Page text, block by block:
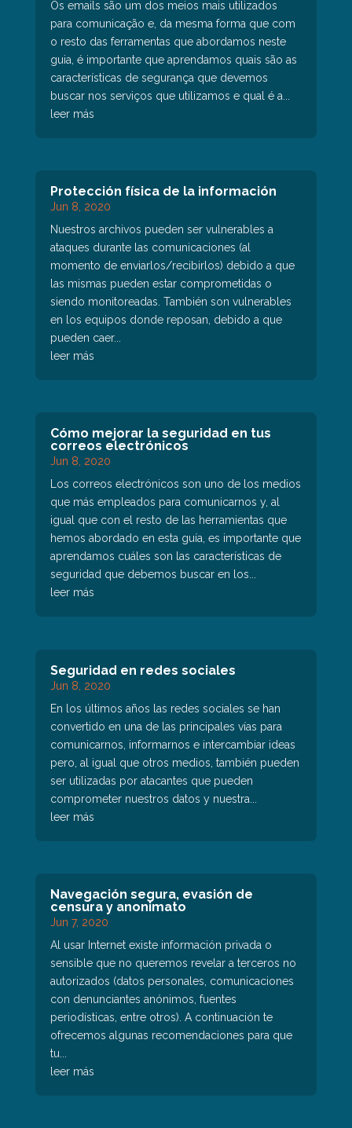
Os emails são um dos meios mais utilizados
para comunicação e, da mesma forma que com
o resto das ferramentas que abordamos neste
guia, é importante que aprendamos quais são as
características de segurança que devemos
buscar nos serviços que utilizamos e qual é a...
leer más
Protección física de la información
Jun 8, 2020
Nuestros archivos pueden ser vulnerables a
ataques durante las comunicaciones (al
momento de enviarlos/recibirlos) debido a que
las mismas pueden estar comprometidas o
siendo monitoreadas. También son vulnerables
en los equipos donde reposan, debido a que
pueden caer...
leer más
Cómo mejorar la seguridad en tus
correos electrónicos
Jun 8, 2020
Los correos electrónicos son uno de los medios
que más empleados para comunicarnos y, al
igual que con el resto de las herramientas que
hemos abordado en esta guía, es importante que
aprendamos cuáles son las características de
seguridad que debemos buscar en los...
leer más
Seguridad en redes sociales
Jun 8, 2020
En los últimos años las redes sociales se han
convertido en una de las principales vías para
comunicarnos, informarnos e intercambiar ideas
pero, al igual que otros medios, también pueden
ser utilizadas por atacantes que pueden
comprometer nuestros datos y nuestra...
leer más
Navegación segura, evasión de
censura y anonimato
Jun 7, 2020
Al usar Internet existe información privada o
sensible que no queremos revelar a terceros no
autorizados (datos personales, comunicaciones
con denunciantes anónimos, fuentes
periodísticas, entre otros). A continuación te
ofrecemos algunas recomendaciones para que
tu...
leer más